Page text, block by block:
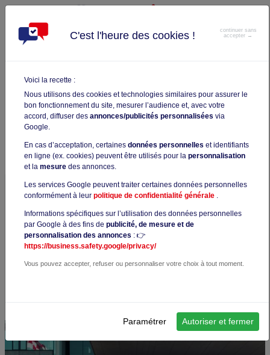
LA FORMATION AGEFICE
TRAVAILLEUR NON SALARIÉ (TNS),
DÉCOUVREZ VOS DROITS À LA
FORMATION AGEFICE
< Retour Catégorie Les actualités TOEIC Article publié il y a 1 an
Si vous êtes un travailleur indépendant, vous pouvez
professionnellement avec la formation AGEFICE. Que
vous soyez chef d'entreprise dans le commerce,
l'industrie ou les services, vous devez cotiser tous les ans
formation (FAF). Il s'agira, dans la majeure partie des cas,
C'est l'heure des cookies !
continuer sans
accepter →
Voici la recette :
Nous utilisons des cookies et technologies similaires pour assurer le
bon fonctionnement du site, mesurer l’audience et, avec votre
accord, diffuser des annonces/publicités personnalisées via
Google.
En cas d’acceptation, certaines données personnelles et identifiants
en ligne (ex. cookies) peuvent être utilisés pour la personnalisation
et la mesure des annonces.
Les services Google peuvent traiter certaines données personnelles
conformément à leur politique de confidentialité générale .
Informations spécifiques sur l’utilisation des données personnelles
par Google à des fins de publicité, de mesure et de
personnalisation des annonces : 👉
https://business.safety.google/privacy/
Vous pouvez accepter, refuser ou personnaliser votre choix à tout moment.
Paramétrer Autoriser et fermer